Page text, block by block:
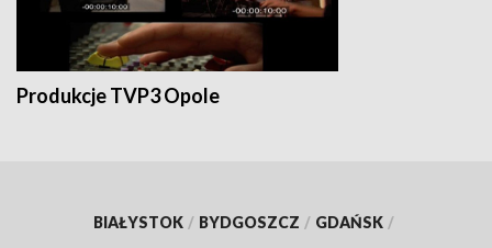
Produkcje TVP3 Opole
BIAŁYSTOK / BYDGOSZCZ / GDAŃSK /